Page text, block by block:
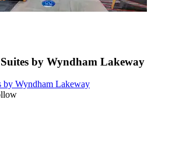
by Wyndham Lakeway
by Wyndham Lakeway